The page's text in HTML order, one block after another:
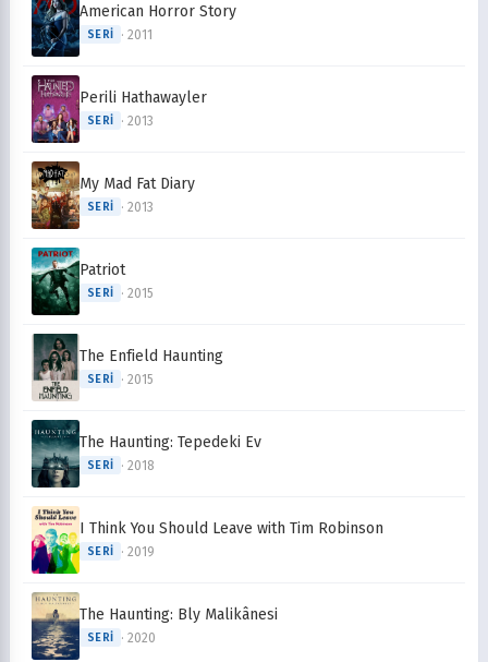
American Horror Story
SERI · 2011
Perili Hathawayler
SERI · 2013
My Mad Fat Diary
SERI · 2013
Patriot
SERI · 2015
The Enfield Haunting
SERI · 2015
The Haunting: Tepedeki Ev
SERI · 2018
I Think You Should Leave with Tim Robinson
SERI · 2019
The Haunting: Bly Malikânesi
SERI · 2020